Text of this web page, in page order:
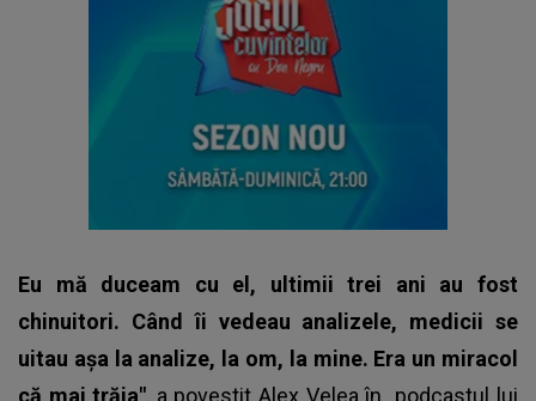
Eu mă duceam cu el, ultimii trei ani au fost
chinuitori. Când îi vedeau analizele, medicii se
uitau așa la analize, la om, la mine. Era un miracol